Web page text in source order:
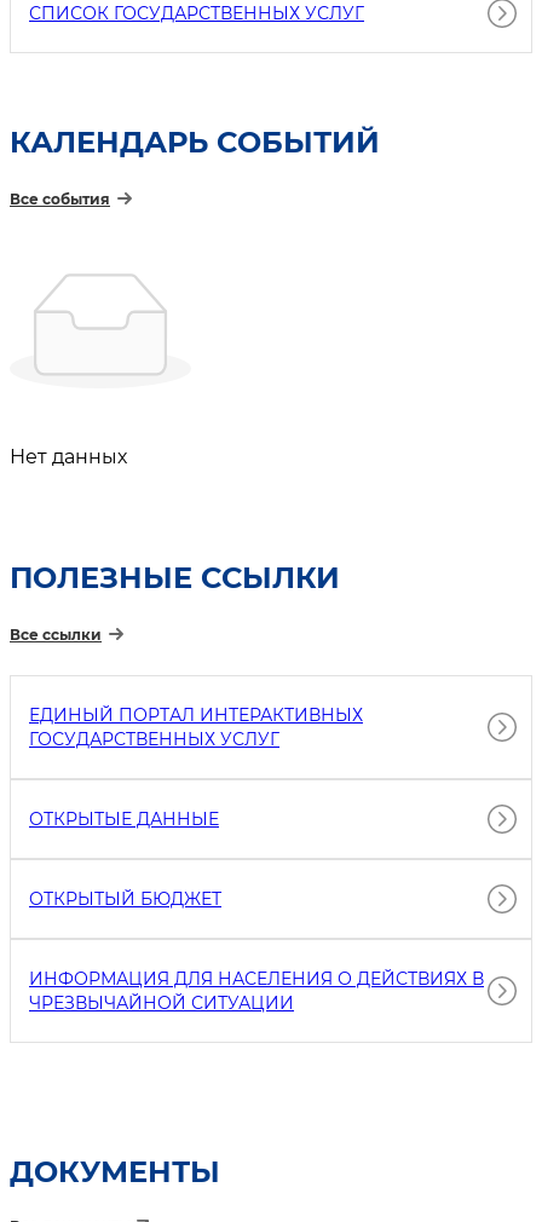
СПИСОК ГОСУДАРСТВЕННЫХ УСЛУГ
КАЛЕНДАРЬ СОБЫТИЙ
Все события
Нет данных
ПОЛЕЗНЫЕ ССЫЛКИ
Все ссылки
ЕДИНЫЙ ПОРТАЛ ИНТЕРАКТИВНЫХ
ГОСУДАРСТВЕННЫХ УСЛУГ
ОТКРЫТЫЕ ДАННЫЕ
ОТКРЫТЫЙ БЮДЖЕТ
ИНФОРМАЦИЯ ДЛЯ НАСЕЛЕНИЯ О ДЕЙСТВИЯХ В
ЧРЕЗВЫЧАЙНОЙ СИТУАЦИИ
ДОКУМЕНТЫ